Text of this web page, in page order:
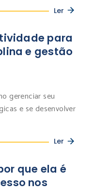
Ler
para
e gestão
gerenciar seu
e se desenvolver
Ler
que ela é
nos